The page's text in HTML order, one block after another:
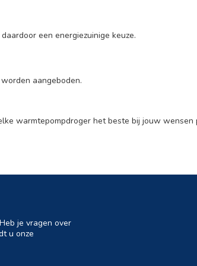
een energiezuinige keuze.
aangeboden.
warmtepompdroger het beste bij jouw wensen
je vragen over
u onze